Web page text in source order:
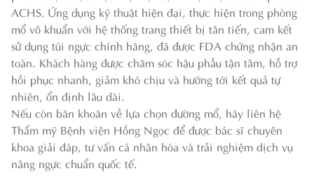
ACHS. Ứng dụng kỹ thuật hiện đại, thực hiện trong phòng
mổ vô khuẩn với hệ thống trang thiết bị tân tiến, cam kết
sử dụng túi ngực chính hãng, đã được FDA chứng nhận an
toàn. Khách hàng được chăm sóc hậu phẫu tận tâm, hỗ trợ
hồi phục nhanh, giảm khó chịu và hướng tới kết quả tự
nhiên, ổn định lâu dài.
Nếu còn băn khoăn về lựa chọn đường mổ, hãy liên hệ
Thẩm mỹ Bệnh viện Hồng Ngọc để được bác sĩ chuyên
khoa giải đáp, tư vấn cá nhân hóa và trải nghiệm dịch vụ
nâng ngực chuẩn quốc tế.